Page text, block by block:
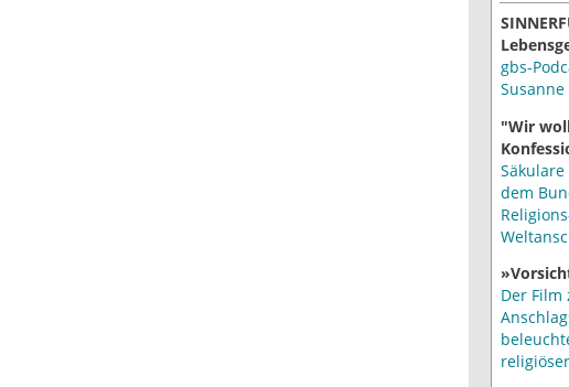
gbs-
Susanne
"Wir
dem
Der Film